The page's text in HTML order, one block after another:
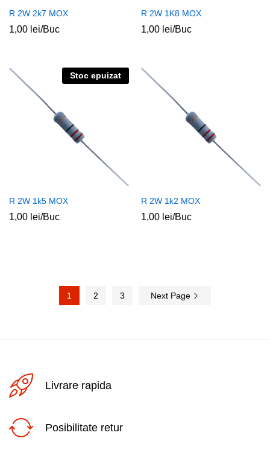
R 2W 2k7 MOX
1,00 lei/Buc
R 2W 1K8 MOX
1,00 lei/Buc
Stoc epuizat
R 2W 1k5 MOX
1,00 lei/Buc
R 2W 1k2 MOX
1,00 lei/Buc
1 2 3 Next Page
Livrare rapida
Posibilitate retur